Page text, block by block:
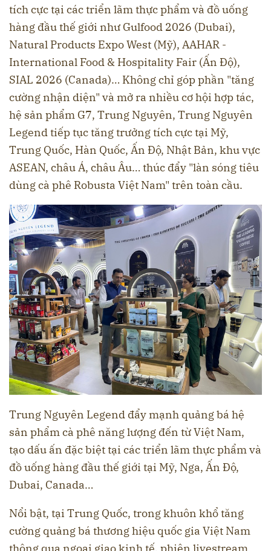
tích cực tại các triển lãm thực phẩm và đồ uống
hàng đầu thế giới như Gulfood 2026 (Dubai),
Natural Products Expo West (Mỹ), AAHAR -
International Food & Hospitality Fair (Ấn Độ),
SIAL 2026 (Canada)… Không chỉ góp phần "tăng
cường nhận diện" và mở ra nhiều cơ hội hợp tác,
hệ sản phẩm G7, Trung Nguyên, Trung Nguyên
Legend tiếp tục tăng trưởng tích cực tại Mỹ,
Trung Quốc, Hàn Quốc, Ấn Độ, Nhật Bản, khu vực
ASEAN, châu Á, châu Âu… thúc đẩy "làn sóng tiêu
dùng cà phê Robusta Việt Nam" trên toàn cầu.
Trung Nguyên Legend đẩy mạnh quảng bá hệ
sản phẩm cà phê năng lượng đến từ Việt Nam,
tạo dấu ấn đặc biệt tại các triển lãm thực phẩm và
đồ uống hàng đầu thế giới tại Mỹ, Nga, Ấn Độ,
Dubai, Canada…
Nổi bật, tại Trung Quốc, trong khuôn khổ tăng
cường quảng bá thương hiệu quốc gia Việt Nam
thông qua ngoại giao kinh tế, phiên livestream